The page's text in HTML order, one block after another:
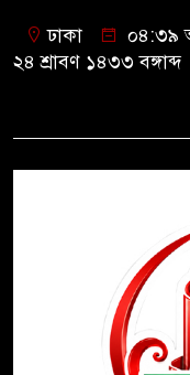
ঢাকা
০৪:৩৯
২৪ শ্রাবণ ১৪৩৩ বঙ্গাব্দ